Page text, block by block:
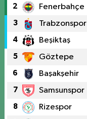
2 Fenerbahçe
3 Trabzonspor
4 Beşiktaş
5 Göztepe
6 Başakşehir
7 Samsunspor
8 Rizespor